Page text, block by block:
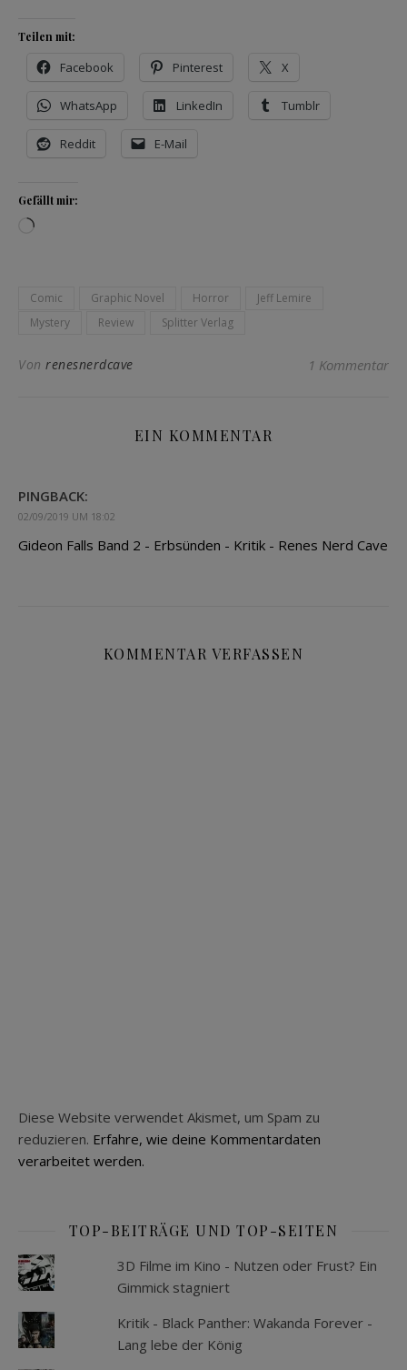
Teilen mit:
Facebook Pinterest X
WhatsApp LinkedIn Tumblr
Reddit E-Mail
Gefällt mir:
Wird geladen …
Comic Graphic Novel Horror
Jeff Lemire
Mystery
Review Splitter Verlag
Von renesnerdcave 1 Kommentar
EIN KOMMENTAR
PINGBACK:
02/09/2019 UM 18:02
Gideon Falls Band 2 - Erbsünden - Kritik - Renes Nerd Cave
KOMMENTAR VERFASSEN
Diese Website verwendet Akismet, um Spam zu
reduzieren. Erfahre, wie deine Kommentardaten
verarbeitet werden.
TOP-BEITRÄGE UND TOP-SEITEN
3D Filme im Kino - Nutzen oder Frust? Ein
Gimmick stagniert
Kritik - Black Panther: Wakanda Forever -
Lang lebe der König